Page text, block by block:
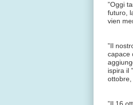
”Oggi
futuro,
vien
”Il
capace
ispira il
ottobre,